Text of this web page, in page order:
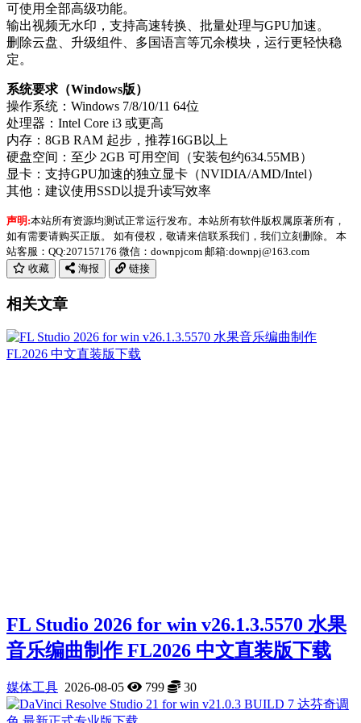
可使用全部高级功能。
输出视频‌无水印‌，支持高速转换、批量处理与GPU加速。
删除云盘、升级组件、多国语言等冗余模块，运行更轻快稳
定。
系统要求（Windows版）
操作系统‌：Windows 7/8/10/11 64位
处理器‌：Intel Core i3 或更高
内存‌：‌8GB RAM 起步，推荐16GB以上‌
硬盘空间‌：至少 ‌2GB 可用空间‌（安装包约634.55MB）
显卡‌：支持GPU加速的独立显卡（NVIDIA/AMD/Intel）
其他‌：建议使用SSD以提升读写效率
声明:本站所有资源均测试正常运行发布。本站所有软件版权属原著所有，
如有需要请购买正版。 如有侵权，敬请来信联系我们，我们立刻删除。 本
站客服：QQ:207157176 微信：downpjcom 邮箱:downpj@163.com
收藏
海报 链接
相关文章
FL Studio 2026 for win v26.1.3.5570 水果
音乐编曲制作 FL2026 中文直装版下载
媒体工具 2026-08-05 799 30